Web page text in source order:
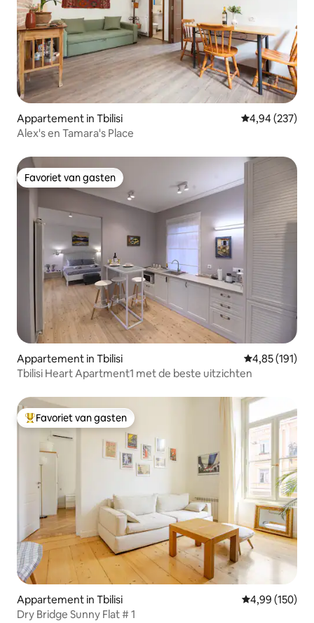
Appartement in Tbilisi Gemiddelde
4,94 (237)
Alex's en Tamara's Place
Favoriet van gasten
Favoriet van gasten
Appartement in Tbilisi Gemiddelde
4,85 (191)
Tbilisi Heart Apartment1 met de beste uitzichten
Topfavoriet van gasten
Favoriet van gasten
Appartement in Tbilisi Gemiddelde
4,99 (150)
Dry Bridge Sunny Flat # 1